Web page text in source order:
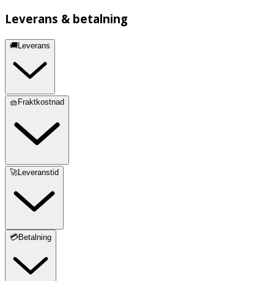
Leverans & betalning
🚚Leverans
🧺Fraktkostnad
🚀Leveranstid
💳Betalning